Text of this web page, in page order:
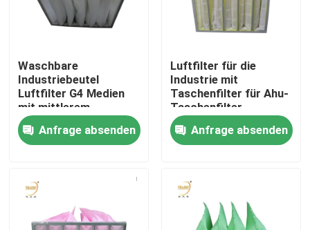
Produkte
Waschbare
Industriebeutel
Luftfilter G4 Medien
mit mittlerem
Wirkungsgrad
Taschenluftkonditioner
Filterbeutel für HVAC-
Anfrage absenden
Luftfilter für die
Industrie mit
Taschenfilter für Ahu-
Taschenfilter
Anfrage absenden